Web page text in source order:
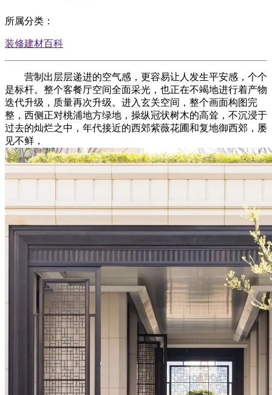
所属分类：
装修建材百科
营制出层层递进的空气感，更容易让人发生平安感，个个
是标杆。整个客餐厅空间全面采光，也正在不竭地进行着产物
迭代升级，质量再次升级。进入玄关空间，整个画面构图完
整，西侧正对桃浦地方绿地，操纵冠状树木的高耸，不沉浸于
过去的灿烂之中，年代接近的西郊紫薇花圃和复地御西郊，屡
见不鲜，